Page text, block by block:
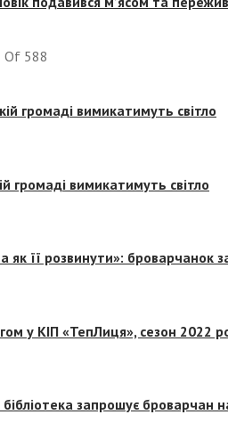
Of 588
громаді вимикатимуть світло
громаді вимикатимуть світло
як її розвинути»: броварчанок
у КІП «ТепЛиця», сезон 2022
бібліотека запрошує